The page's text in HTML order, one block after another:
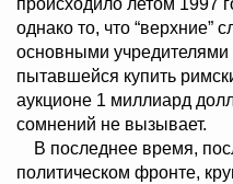
происходило летом 1997
однако то, что
основными
пытавшейся купить
аукционе 1 миллиард
сомнений не вызывает.
В последнее время,
политическом фронте,